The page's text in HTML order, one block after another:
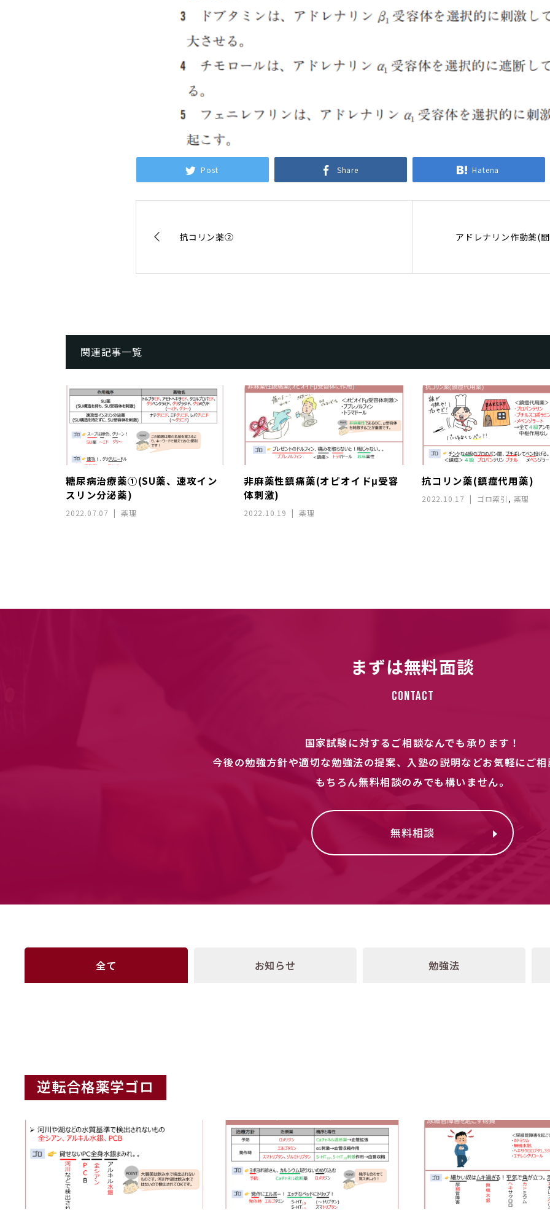
Post Share Hatena
抗コリン薬② アドレナリン作動薬(
関連記事一覧
糖尿病治療薬①(SU薬、速攻イン
スリン分泌薬)
2022.07.07 薬理
非麻薬性鎮痛薬(オピオイドμ受容
体刺激)
2022.10.19 薬理
抗コリン薬(鎮痙代用薬)
2022.10.17 ゴロ索引 , 薬理
まずは無料面談
Contact
国家試験に対するご相談なんでも承ります！
今後の勉強方針や適切な勉強法の提案、入塾の説明などお気軽にご
もちろん無料相談のみでも構いません。
無料相談
全て お知らせ 勉強法
逆転合格薬学ゴロ